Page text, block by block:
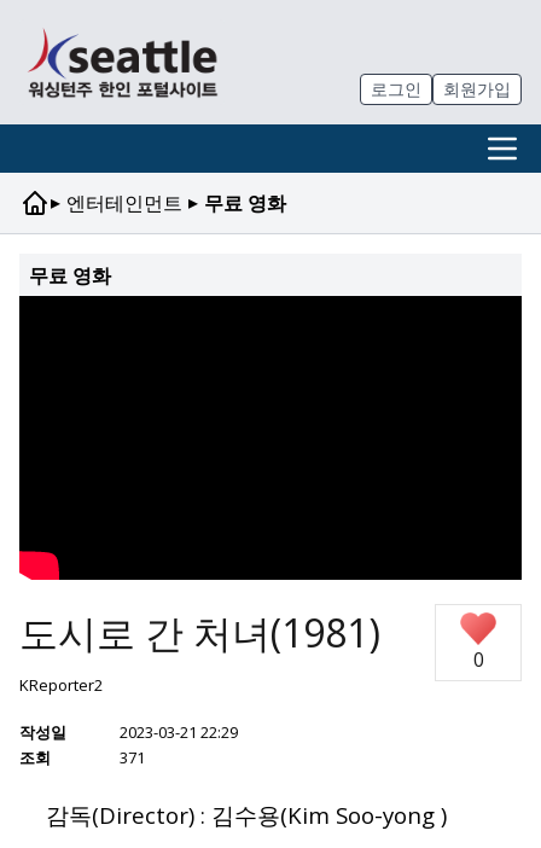
로그인 회원가입
▸ 엔터테인먼트 ▸ 무료 영화
무료 영화
도시로 간 처녀(1981)
KReporter2
작성일
2023-03-21 22:29
조회
371
0
감독(Director) : 김수용(Kim Soo-yong )